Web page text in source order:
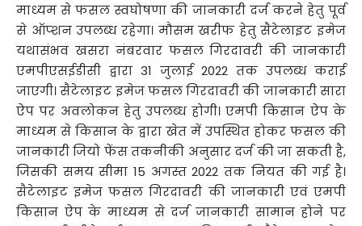
माध्यम से फसल स्वघोषणा की जानकारी दर्ज करने हेतु पूर्व
से ऑप्शन उपलब्ध रहेगा। मौसम खरीफ हेतु सैटेलाइट इमेज
यथासंभव खसरा नंबरवार फसल गिरदावरी की जानकारी
एमपीएसईडीसी द्वारा 31 जुलाई 2022 तक उपलब्ध कराई
जाएगी। सैटेलाइट इमेज फसल गिरदावरी की जानकारी सारा
ऐप पर अवलोकन हेतु उपलब्ध होगी। एमपी किसान ऐप के
माध्यम से किसान के द्वारा खेत में उपस्थित होकर फसल की
जानकारी जियो फेंस तकनीकी अनुसार दर्ज की जा सकती है,
जिसकी समय सीमा 15 अगस्त 2022 तक नियत की गई है।
सैटेलाइट इमेज फसल गिरदावरी की जानकारी एवं एमपी
किसान ऐप के माध्यम से दर्ज जानकारी सामान होने पर